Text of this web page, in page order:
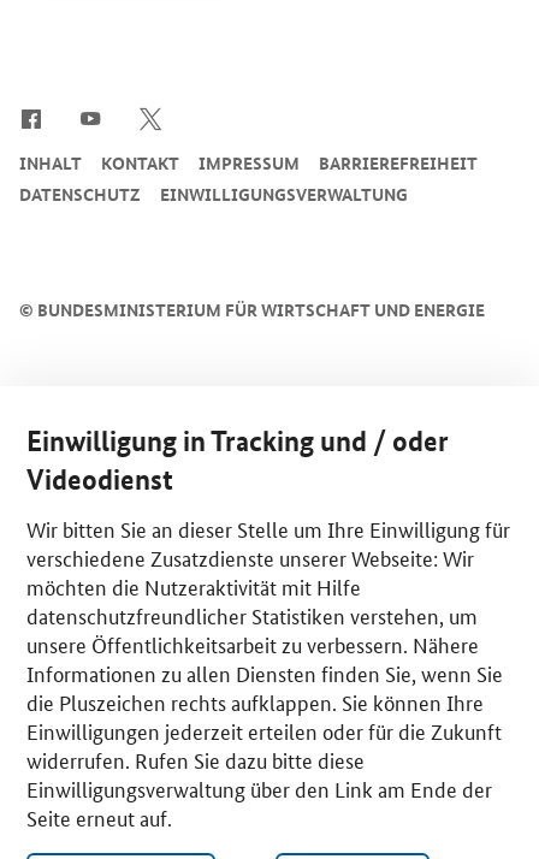
© BUNDESMINISTERIUM FÜR WIRTSCHAFT UND ENERGIE
INHALT KONTAKT IMPRESSUM
BARRIEREFREIHEIT
DATENSCHUTZ
EINWILLIGUNGSVERWALTUNG
Einwilligung in Tracking und / oder
Videodienst
Wir bitten Sie an dieser Stelle um Ihre Einwilligung für
verschiedene Zusatzdienste unserer Webseite: Wir
möchten die Nutzeraktivität mit Hilfe
datenschutzfreundlicher Statistiken verstehen, um
unsere Öffentlichkeitsarbeit zu verbessern. Nähere
Informationen zu allen Diensten finden Sie, wenn Sie
die Pluszeichen rechts aufklappen. Sie können Ihre
Einwilligungen jederzeit erteilen oder für die Zukunft
widerrufen. Rufen Sie dazu bitte diese
Einwilligungsverwaltung über den Link am Ende der
Seite erneut auf.